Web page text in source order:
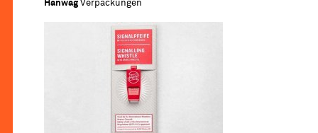
Hanwag Verpackungen